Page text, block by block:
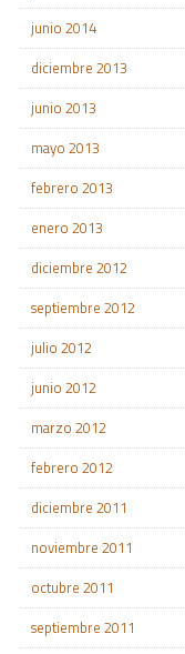
junio 2014
diciembre 2013
junio 2013
mayo 2013
febrero 2013
enero 2013
diciembre 2012
septiembre 2012
julio 2012
junio 2012
marzo 2012
febrero 2012
diciembre 2011
noviembre 2011
octubre 2011
septiembre 2011